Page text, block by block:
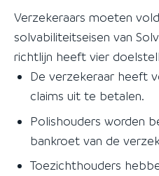
Verzekeraars moeten
solvabiliteitseisen van
richtlijn heeft vier
De verzekeraar heeft
claims uit te betalen.
Polishouders worden
bankroet van de
Toezichthouders